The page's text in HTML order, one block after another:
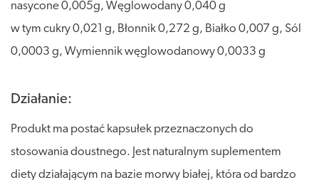
nasycone 0,005g, Węglowodany 0,040 g
w tym cukry 0,021 g, Błonnik 0,272 g, Białko 0,007 g, Sól
0,0003 g, Wymiennik węglowodanowy 0,0033 g
Działanie:
Produkt ma postać kapsułek przeznaczonych do
stosowania doustnego. Jest naturalnym suplementem
diety działającym na bazie morwy białej, która od bardzo